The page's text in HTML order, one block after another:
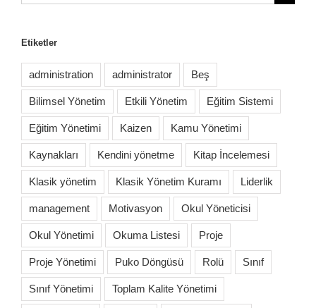
Etiketler
administration administrator Beş
Bilimsel Yönetim Etkili Yönetim Eğitim Sistemi
Eğitim Yönetimi Kaizen Kamu Yönetimi
Kaynakları Kendini yönetme Kitap İncelemesi
Klasik yönetim Klasik Yönetim Kuramı Liderlik
management Motivasyon Okul Yöneticisi
Okul Yönetimi Okuma Listesi Proje
Proje Yönetimi Puko Döngüsü Rolü Sınıf
Sınıf Yönetimi Toplam Kalite Yönetimi